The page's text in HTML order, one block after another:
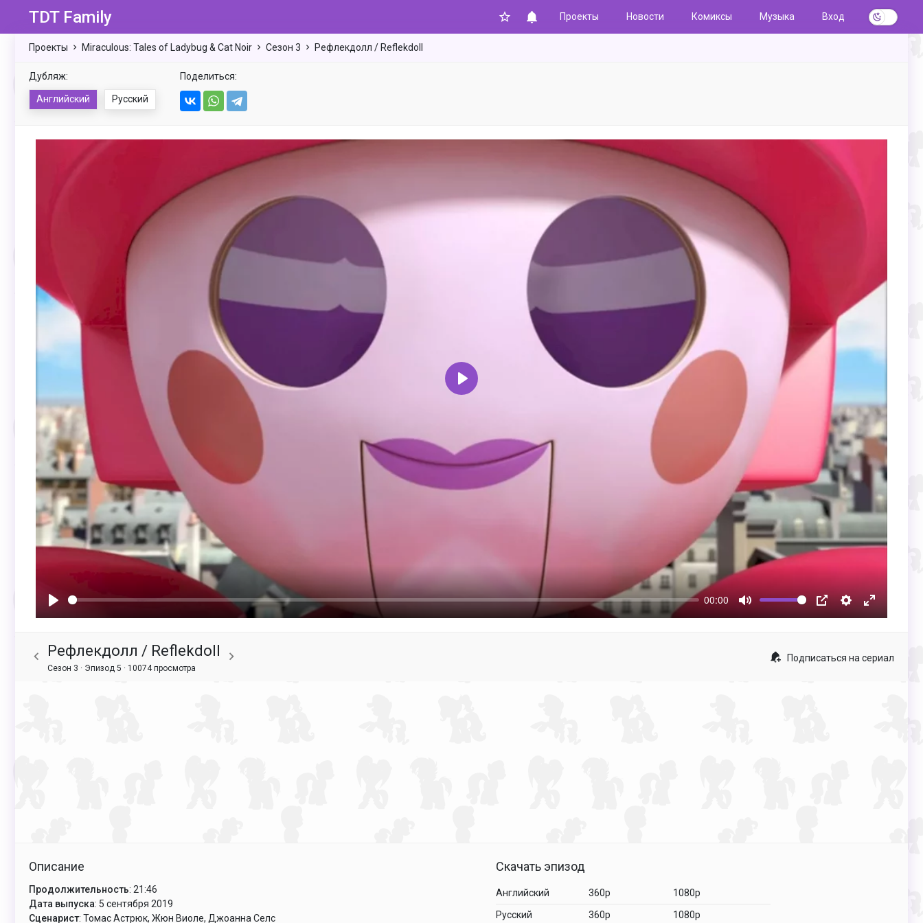
TDT Family Проекты Новости Комиксы Музыка Вход
Проекты Miraculous: Tales of Ladybug & Cat Noir Сезон 3 Рефлекдолл / Reflekdoll
Дубляж:
Английский Русский
Поделиться:
00:00
Mute
PIP Настройки
Enter
Воспроизвести
Рефлекдолл / Reflekdoll
Сезон 3 · Эпизод 5 · 10074 просмотра
Подписаться на сериал
Описание
Продолжительность: 21:46
Дата выпуска: 5 сентября 2019
Сценарист: Томас Астрюк, Жюн Виоле, Джоанна Селс
Скачать эпизод
Английский 360p
1080p
Русский
360p 1080p